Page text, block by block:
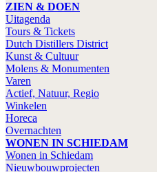
ZIEN & DOEN
Uitagenda
Tours & Tickets
Dutch Distillers District
Kunst & Cultuur
Molens & Monumenten
Varen
Actief, Natuur, Regio
Winkelen
Horeca
Overnachten
WONEN IN SCHIEDAM
Wonen in Schiedam
Nieuwbouwprojecten